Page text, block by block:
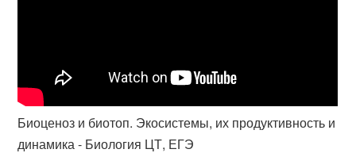
Биоценоз и биотоп. Экосистемы, их продуктивность и
динамика - Биология ЦТ, ЕГЭ